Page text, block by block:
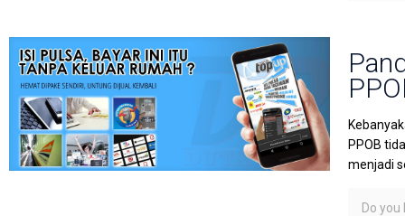
PPOB
menjadi
Do you